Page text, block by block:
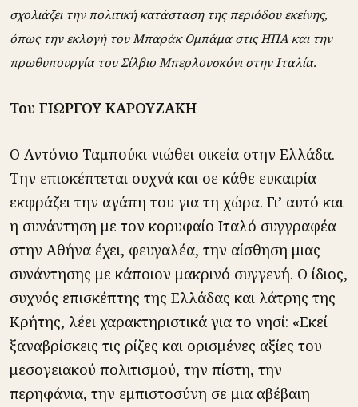
σχολιάζει την πολιτική κατάσταση της περιόδου εκείνης,
όπως την εκλογή του Μπαράκ Ομπάμα στις ΗΠΑ και την
πρωθυπουργία του Σίλβιο Μπερλουσκόνι στην Ιταλία.
Του ΓΙΩΡΓΟΥ ΚΑΡΟΥΖΑΚΗ
Ο Αντόνιο Ταμπούκι νιώθει οικεία στην Ελλάδα.
Την επισκέπτεται συχνά και σε κάθε ευκαιρία
εκφράζει την αγάπη του για τη χώρα. Γι’ αυτό και
η συνάντηση με τον κορυφαίο Ιταλό συγγραφέα
στην Αθήνα έχει, φευγαλέα, την αίσθηση μιας
συνάντησης με κάποιον μακρινό συγγενή. Ο ίδιος,
συχνός επισκέπτης της Ελλάδας και λάτρης της
Κρήτης, λέει χαρακτηριστικά για το νησί: «Εκεί
ξαναβρίσκεις τις ρίζες και ορισμένες αξίες του
μεσογειακού πολιτισμού, την πίστη, την
περηφάνια, την εμπιστοσύνη σε μια αβέβαιη